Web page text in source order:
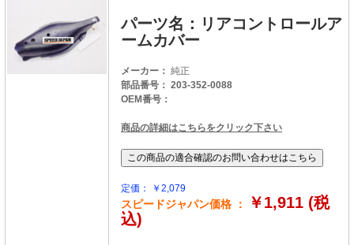
パーツ名：リアコントロールア
ームカバー
メーカー： 純正
部品番号： 203-352-0088
OEM番号：
商品の詳細はこちらをクリック下さい
定価： ￥2,079
スピードジャパン価格 ：
￥1,911 (税
込)